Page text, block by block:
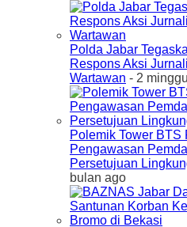
Polda Jabar
Respons Aksi
Wartawan - 2
Polemik Tower
Pengawasan
Persetujuan
bulan ago